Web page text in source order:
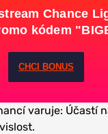
Chance
kódem
CHCI BONUS
varuje: Účastí